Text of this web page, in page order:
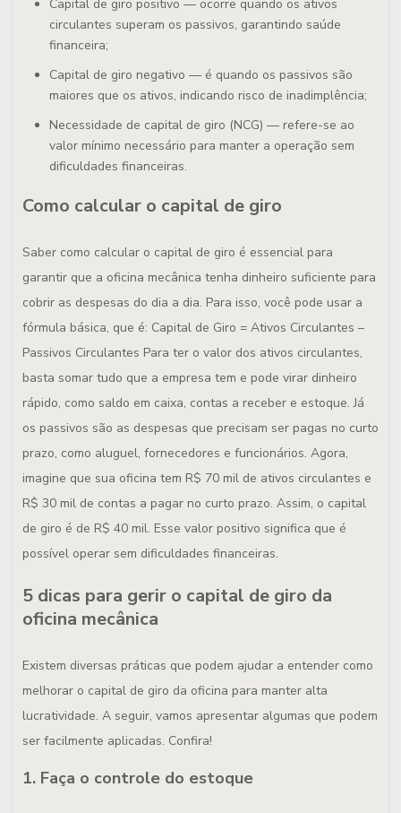
Capital de giro positivo — ocorre quando os ativos
circulantes superam os passivos, garantindo saúde
financeira;
Capital de giro negativo — é quando os passivos são
maiores que os ativos, indicando risco de inadimplência;
Necessidade de capital de giro (NCG) — refere-se ao
valor mínimo necessário para manter a operação sem
dificuldades financeiras.
Como calcular o capital de giro
Saber como calcular o capital de giro é essencial para
garantir que a oficina mecânica tenha dinheiro suficiente para
cobrir as despesas do dia a dia. Para isso, você pode usar a
fórmula básica, que é: Capital de Giro = Ativos Circulantes –
Passivos Circulantes Para ter o valor dos ativos circulantes,
basta somar tudo que a empresa tem e pode virar dinheiro
rápido, como saldo em caixa, contas a receber e estoque. Já
os passivos são as despesas que precisam ser pagas no curto
prazo, como aluguel, fornecedores e funcionários. Agora,
imagine que sua oficina tem R$ 70 mil de ativos circulantes e
R$ 30 mil de contas a pagar no curto prazo. Assim, o capital
de giro é de R$ 40 mil. Esse valor positivo significa que é
possível operar sem dificuldades financeiras.
5 dicas para gerir o capital de giro da
oficina mecânica
Existem diversas práticas que podem ajudar a entender como
melhorar o capital de giro da oficina para manter alta
lucratividade. A seguir, vamos apresentar algumas que podem
ser facilmente aplicadas. Confira!
1. Faça o controle do estoque